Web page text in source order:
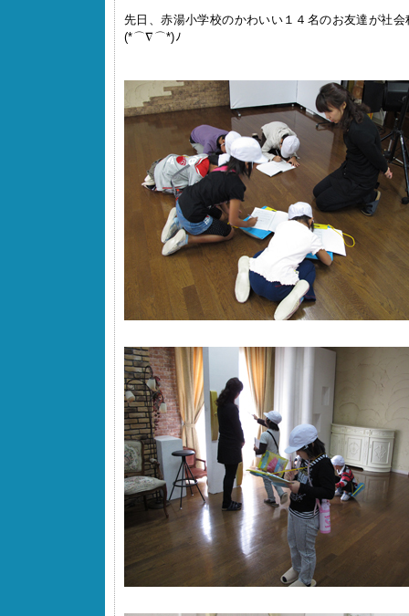
先日、赤湯小学校のかわいい１４名のお友達が社
(*⌒∇⌒*)ﾉ